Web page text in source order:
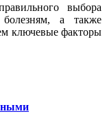
выбора
а также
ключевые факторы